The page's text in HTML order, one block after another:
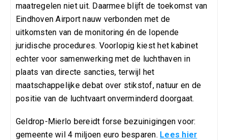
maatregelen niet uit. Daarmee blijft de toekomst van
Eindhoven Airport nauw verbonden met de
uitkomsten van de monitoring én de lopende
juridische procedures. Voorlopig kiest het kabinet
echter voor samenwerking met de luchthaven in
plaats van directe sancties, terwijl het
maatschappelijke debat over stikstof, natuur en de
positie van de luchtvaart onverminderd doorgaat.
Geldrop-Mierlo bereidt forse bezuinigingen voor:
gemeente wil 4 miljoen euro besparen. Lees hier